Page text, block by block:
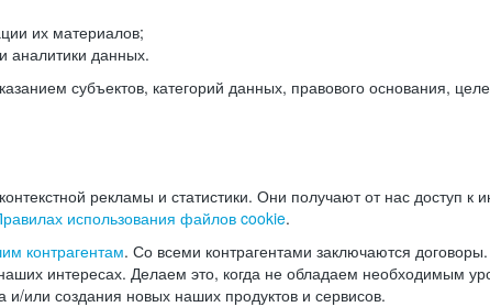
их материалов;
аналитики данных.
субъектов, категорий данных, правового основания,
рекламы и статистики. Они получают от нас доступ
использования файлов cookie.
контрагентам. Со всеми контрагентами заключаются
интересах. Делаем это, когда не обладаем необходимым
или создания новых наших продуктов и сервисов.